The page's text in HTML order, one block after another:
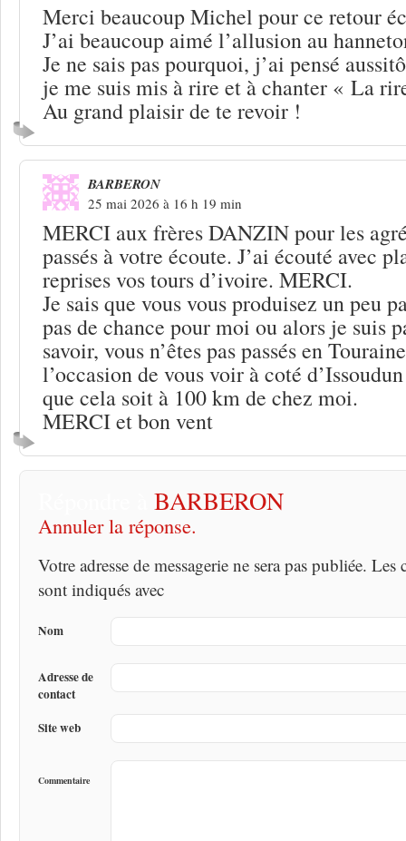
Merci beaucoup Michel pour ce retour
J’ai beaucoup aimé l’allusion au
Je ne sais pas pourquoi, j’ai pensé
je me suis mis à rire et à chanter « La
Au grand plaisir de te revoir !
BARBERON
25 mai 2026 à 16 h 19 min
MERCI aux frères DANZIN pour les
passés à votre écoute. J’ai écouté avec
reprises vos tours d’ivoire. MERCI.
Je sais que vous vous produisez un peu
pas de chance pour moi ou alors je suis
savoir, vous n’êtes pas passés en
l’occasion de vous voir à coté
que cela soit à 100 km de chez moi.
MERCI et bon vent
BARBERON
Annuler la réponse.
Votre adresse de messagerie ne sera pas publiée.
sont indiqués avec
Nom
Adresse de
contact
Site web
Commentaire